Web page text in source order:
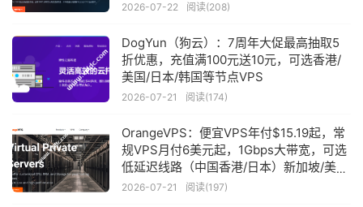
2026-07-22 阅读(208)
DogYun（狗云）：7周年大促最高抽取5
折优惠，充值满100元送10元，可选香港/
美国/日本/韩国等节点VPS
2026-07-21 阅读(174)
OrangeVPS：便宜VPS年付$15.19起，常
规VPS月付6美元起，1Gbps大带宽，可选
低延迟线路（中国香港/日本）新加坡/美国
机房
2026-07-21 阅读(197)